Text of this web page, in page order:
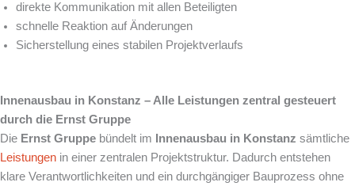
direkte Kommunikation mit allen Beteiligten
schnelle Reaktion auf Änderungen
Sicherstellung eines stabilen Projektverlaufs
Innenausbau in Konstanz – Alle Leistungen zentral gesteuert
durch die Ernst Gruppe
Die Ernst Gruppe bündelt im Innenausbau in Konstanz sämtliche
Leistungen in einer zentralen Projektstruktur. Dadurch entstehen
klare Verantwortlichkeiten und ein durchgängiger Bauprozess ohne